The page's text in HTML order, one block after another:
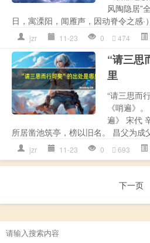
风陶隐居”
日，寓溧阳，闻雁声，因动脊令之感·
jzr 11-23 0 474
“请三思
里
“请三思而
《哨遍》
遍》 宋代
所居凿池筑亭，榜以旧名。 昌父为成
jzr 11-23 0 693
下一页